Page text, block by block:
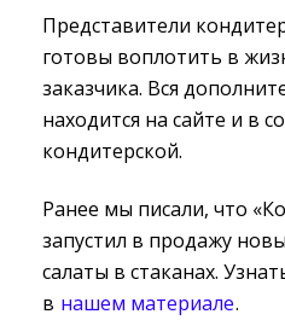
Представители
готовы воплотить в
заказчика. Вся
находится на сайте и в
кондитерской.
Ранее мы писали, что
запустил в продажу
салаты в стаканах.
в нашем материале.